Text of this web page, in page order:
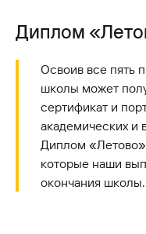
Диплом
Освоив все пять
школы может
сертификат и
академических и
Диплом «Летово»
которые наши
окончания школы.